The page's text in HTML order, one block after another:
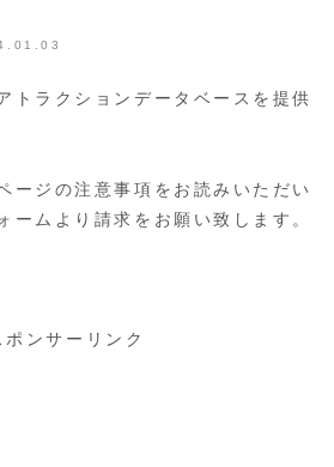
トラクションデータベースを提供
ージの注意事項をお読みいただい
ームより請求をお願い致します。
ポンサーリンク